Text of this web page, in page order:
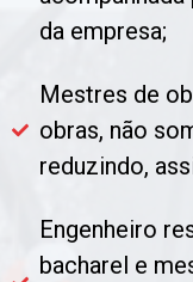
da empresa;
Mestres de
obras, não
reduzindo,
Engenheiro
bacharel e